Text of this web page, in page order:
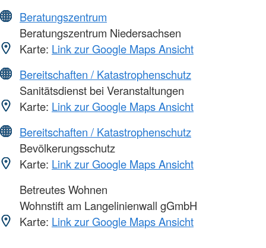
Beratungszentrum
Beratungszentrum Niedersachsen
Karte: Link zur Google Maps Ansicht
Bereitschaften / Katastrophenschutz
Sanitätsdienst bei Veranstaltungen
Karte: Link zur Google Maps Ansicht
Bereitschaften / Katastrophenschutz
Bevölkerungsschutz
Karte: Link zur Google Maps Ansicht
Betreutes Wohnen
Wohnstift am Langelinienwall gGmbH
Karte: Link zur Google Maps Ansicht